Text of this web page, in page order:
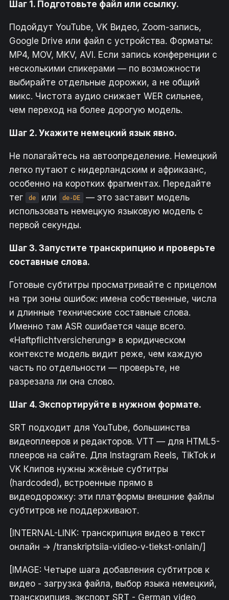
Шаг 1. Подготовьте файл или ссылку.
Подойдут YouTube, VK Видео, Zoom-запись,
Google Drive или файл с устройства. Форматы:
MP4, MOV, MKV, AVI. Если запись конференции с
несколькими спикерами — по возможности
выбирайте отдельные дорожки, а не общий
микс. Чистота аудио снижает WER сильнее,
чем переход на более дорогую модель.
Шаг 2. Укажите немецкий язык явно.
Не полагайтесь на автоопределение. Немецкий
легко путают с нидерландским и африкаанс,
особенно на коротких фрагментах. Передайте
тег
de или de-DE
— это заставит модель
использовать немецкую языковую модель с
первой секунды.
Шаг 3. Запустите транскрипцию и проверьте
составные слова.
Готовые субтитры просматривайте с прицелом
на три зоны ошибок: имена собственные, числа
и длинные технические составные слова.
Именно там ASR ошибается чаще всего.
«Haftpflichtversicherung» в юридическом
контексте модель видит реже, чем каждую
часть по отдельности — проверьте, не
разрезала ли она слово.
Шаг 4. Экспортируйте в нужном формате.
SRT подходит для YouTube, большинства
видеоплееров и редакторов. VTT — для HTML5-
плееров на сайте. Для Instagram Reels, TikTok и
VK Клипов нужны жжёные субтитры
(hardcoded), встроенные прямо в
видеодорожку: эти платформы внешние файлы
субтитров не поддерживают.
[INTERNAL-LINK: транскрипция видео в текст
онлайн → /transkriptsiia-vidieo-v-tiekst-onlain/]
[IMAGE: Четыре шага добавления субтитров к
видео - загрузка файла, выбор языка немецкий,
транскрипция, экспорт SRT - German video